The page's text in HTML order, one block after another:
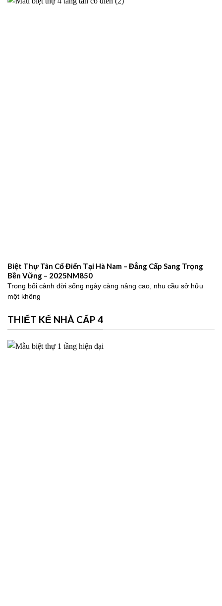
Biệt Thự Tân Cổ Điển Tại Hà Nam – Đẳng Cấp Sang Trọng
Bền Vững – 2025NM850
Trong bối cảnh đời sống ngày càng nâng cao, nhu cầu sở hữu
một không
THIẾT KẾ NHÀ CẤP 4